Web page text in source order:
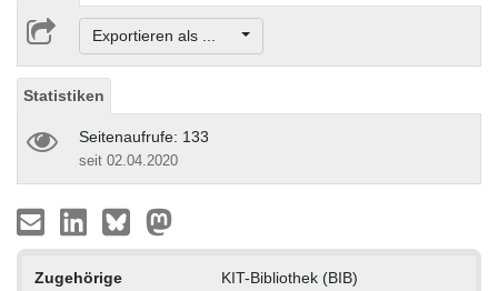
Exportieren als ...
Statistiken
Seitenaufrufe: 133
seit 02.04.2020
Zugehörige
KIT-Bibliothek (BIB)